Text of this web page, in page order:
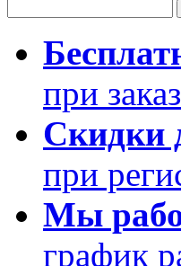
при
Скидки
при
Мы
график